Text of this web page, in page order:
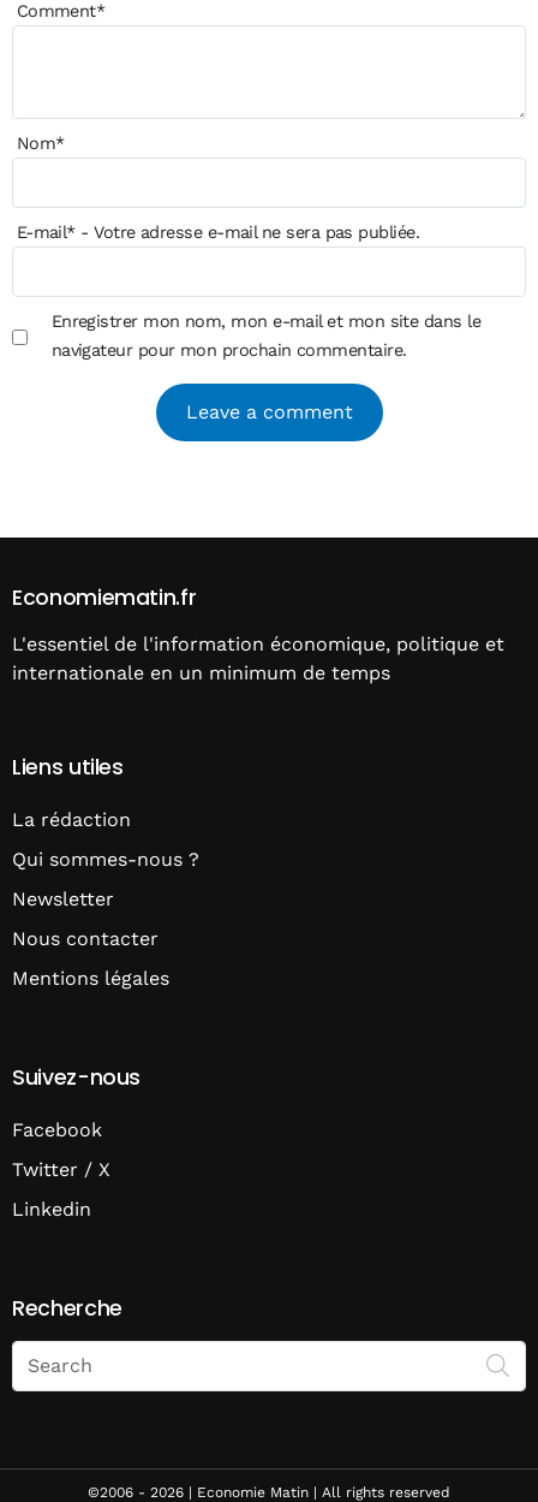
Comment*
Nom*
E-mail*- Votre adresse e-mail ne sera pas publiée.
Enregistrer mon nom, mon e-mail et mon site dans le
navigateur pour mon prochain commentaire.
Economiematin.fr
L'essentiel de l'information économique, politique et
internationale en un minimum de temps
Liens utiles
La rédaction
Qui sommes-nous ?
Newsletter
Nous contacter
Mentions légales
Suivez-nous
Facebook
Twitter / X
Linkedin
Recherche
Search
on
Economie
©2006 - 2026 | Economie Matin | All rights reserved